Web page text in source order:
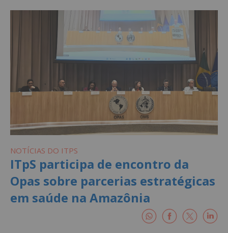
NOTÍCIAS DO ITPS
ITpS participa de encontro da
Opas sobre parcerias estratégicas
em saúde na Amazônia